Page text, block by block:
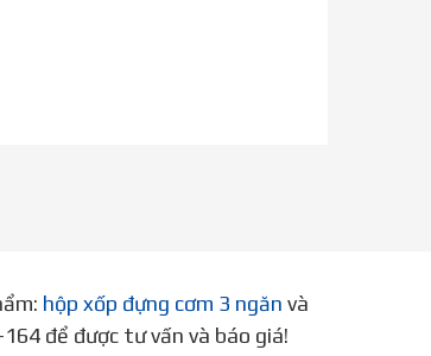
hộp xốp đựng cơm 3 ngăn và
để được tư vấn và báo giá!